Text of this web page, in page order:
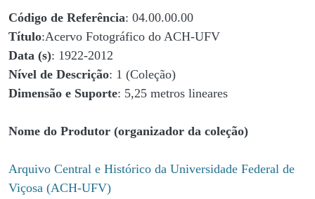
Código de Referência: 04.00.00.00
Título:Acervo Fotográfico do ACH-UFV
Data (s): 1922-2012
Nível de Descrição: 1 (Coleção)
Dimensão e Suporte: 5,25 metros lineares
Nome do Produtor (organizador da coleção)
Arquivo Central e Histórico da Universidade Federal de
Viçosa (ACH-UFV)